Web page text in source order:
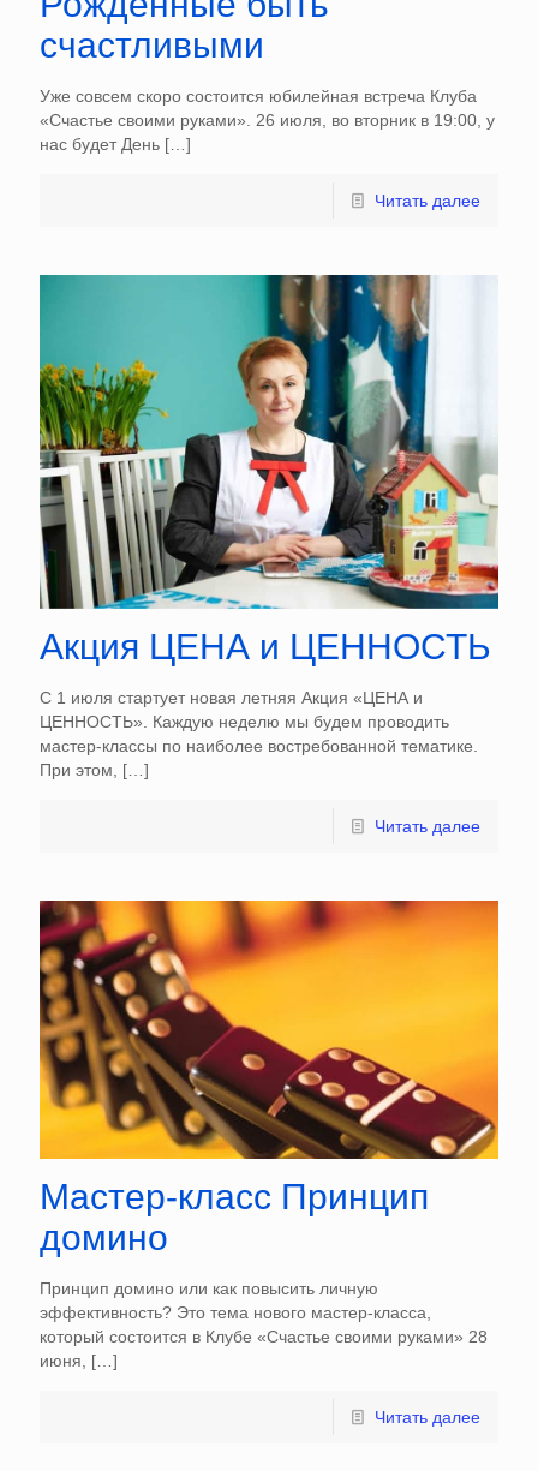
счастливыми
Уже совсем скоро состоится юбилейная встреча Клуба
«Счастье своими руками». 26 июля, во вторник в 19:00, у
нас будет День […]
Читать далее
Акция ЦЕНА и ЦЕННОСТЬ
С 1 июля стартует новая летняя Акция «ЦЕНА и
ЦЕННОСТЬ». Каждую неделю мы будем проводить
мастер-классы по наиболее востребованной тематике.
При этом, […]
Читать далее
Мастер-класс Принцип
домино
Принцип домино или как повысить личную
эффективность? Это тема нового мастер-класса,
который состоится в Клубе «Счастье своими руками» 28
июня,
[…]
Читать далее